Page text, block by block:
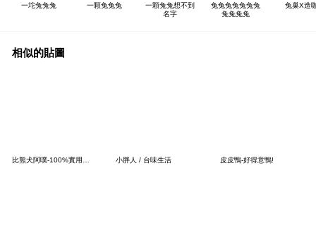
一坨兔兔兔 一顆兔兔兔
一顆兔兔想不到
名字
兔兔兔兔兔兔兔
兔兔兔兔
兔巢X造
相似的貼圖
比熊犬阿噗-100%實用情侶日常（女友） 小胖人 / 台味生活 皮皮鴨-好得意鴨!